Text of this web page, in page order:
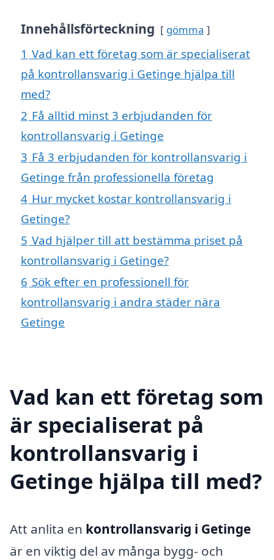
Innehållsförteckning gömma
1 Vad kan ett företag som är specialiserat
på kontrollansvarig i Getinge hjälpa till
med?
2 Få alltid minst 3 erbjudanden för
kontrollansvarig i Getinge
3 Få 3 erbjudanden för kontrollansvarig i
Getinge från professionella företag
4 Hur mycket kostar kontrollansvarig i
Getinge?
5 Vad hjälper till att bestämma priset på
kontrollansvarig i Getinge?
6 Sök efter en professionell för
kontrollansvarig i andra städer nära
Getinge
Vad kan ett företag som
är specialiserat på
kontrollansvarig i
Getinge hjälpa till med?
Att anlita en kontrollansvarig i Getinge
är en viktig del av många bygg- och